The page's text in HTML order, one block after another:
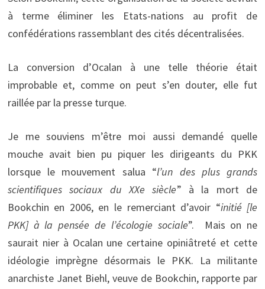
à terme éliminer les Etats-nations au profit de
confédérations rassemblant des cités décentralisées.
La conversion d’Ocalan à une telle théorie était
improbable et, comme on peut s’en douter, elle fut
raillée par la presse turque.
Je me souviens m’être moi aussi demandé quelle
mouche avait bien pu piquer les dirigeants du PKK
lorsque le mouvement salua “l’un des plus grands
scientifiques sociaux du XXe siècle” à la mort de
Bookchin en 2006, en le remerciant d’avoir “initié [le
PKK] à la pensée de l’écologie sociale”. Mais on ne
saurait nier à Ocalan une certaine opiniâtreté et cette
idéologie imprègne désormais le PKK. La militante
anarchiste Janet Biehl, veuve de Bookchin, rapporte par